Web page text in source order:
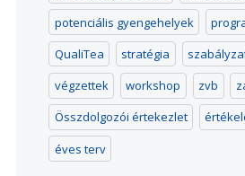
potenciális gyengehelyek
QualiTea
stratégia
végzettek
workshop zvb
Összdolgozói értekezlet
éves terv